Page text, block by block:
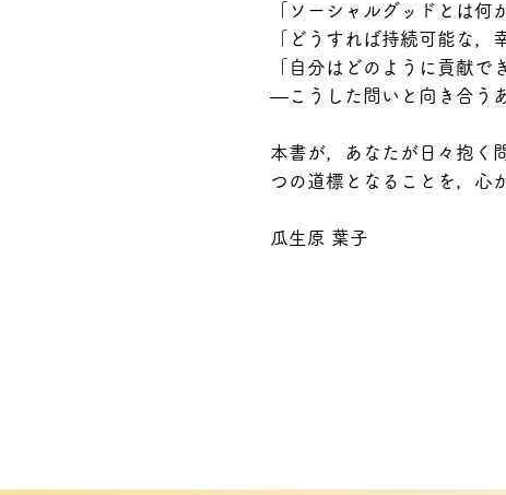
「ソーシャルグッドとは何
「どうすれば持続可能な，
「自分はどのように貢献で
―こうした問いと向き合う
本書が，あなたが日々抱く
つの道標となることを，心
​瓜生原 葉子